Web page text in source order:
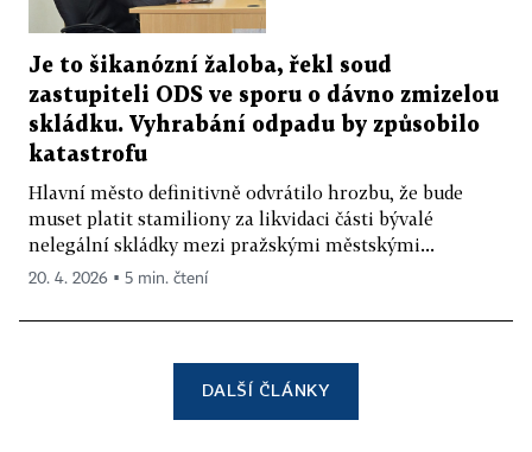
Je to šikanózní žaloba, řekl soud
zastupiteli ODS ve sporu o dávno zmizelou
skládku. Vyhrabání odpadu by způsobilo
katastrofu
Hlavní město definitivně odvrátilo hrozbu, že bude
muset platit stamiliony za likvidaci části bývalé
nelegální skládky mezi pražskými městskými...
20. 4. 2026 ▪ 5 min. čtení
DALŠÍ ČLÁNKY